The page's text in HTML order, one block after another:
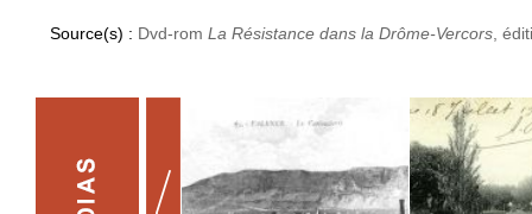
Source(s) : Dvd-rom La Résistance dans la Drôme-Vercors,